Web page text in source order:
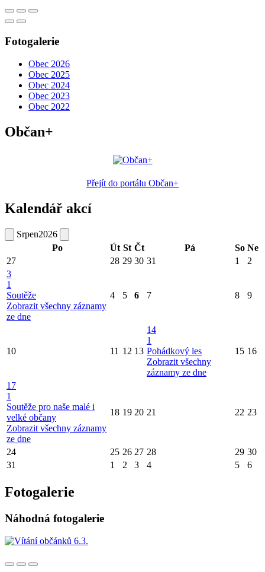
Fotogalerie
Obec 2026
Obec 2025
Obec 2024
Obec 2023
Obec 2022
Občan+
Přejít do portálu Občan+
Kalendář akcí
Srpen2026
Po
Út St Čt Pá So Ne
27
28 29 30 31 1
2
3
1
Soutěže
Zobrazit všechny záznamy
ze dne
4 5 6 7 8 9
10 11 12 13
14
1
Pohádkový les
Zobrazit všechny
záznamy ze dne
15 16
17
1
Soutěže pro naše malé i
velké občany
Zobrazit všechny záznamy
ze dne
18 19 20 21 22 23
24 25 26 27 28 29 30
31
1 2 3 4 5 6
Fotogalerie
Náhodná fotogalerie